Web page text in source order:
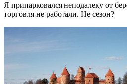
Я припарковался неподалеку от
торговля не работали. Не сезон?